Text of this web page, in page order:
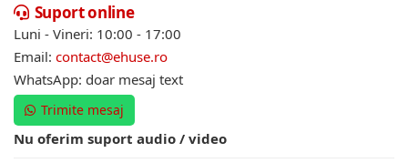
Suport online
Luni - Vineri: 10:00 - 17:00
Email: contact@ehuse.ro
WhatsApp: doar mesaj text
Trimite mesaj
Nu oferim suport audio / video